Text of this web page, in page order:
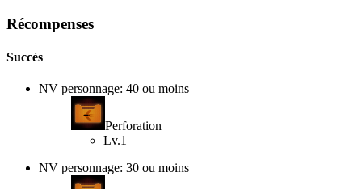
Récompenses
Succès
NV personnage: 40 ou moins
Perforation
Lv.1
NV personnage: 30 ou moins